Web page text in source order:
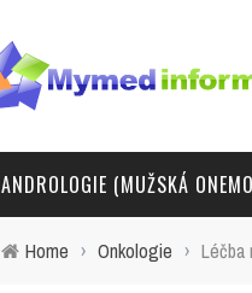
ANDROLOGIE (MUŽSKÁ
Home › Onkologie › Léčba